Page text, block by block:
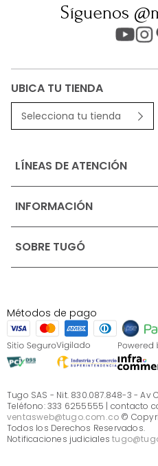
Síguenos
UBICA TU TIENDA
Selecciona tu tienda
LÍNEAS DE ATENCIÓN
INFORMACIÓN
Ofertas vigentes
Términos, condiciones y
S.A.S
Términos, condiciones y
Instructivo cuidado de
Sé parte de Tugó
¿Quiénes somos?
Servicio al cliente
SOBRE TUGÓ
¿Quieres vender en Tugó?
Métodos de pago
Tugo SAS - Nit. 830.087.848-3 - Av
Teléfono: 333 6255555 | contacto
ventasweb@tugo.com.co ©
Todos los Derechos Reservados.
Notificaciones judiciales